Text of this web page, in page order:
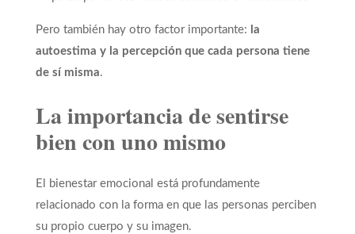
Pero también hay otro factor importante: la
autoestima y la percepción que cada persona tiene
de sí misma.
La importancia de sentirse
bien con uno mismo
El bienestar emocional está profundamente
relacionado con la forma en que las personas perciben
su propio cuerpo y su imagen.